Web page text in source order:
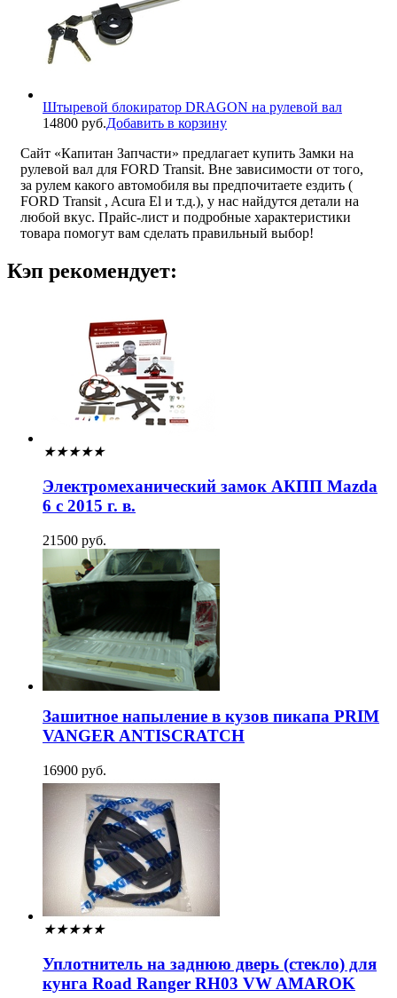
Штыревой блокиратор DRAGON на рулевой вал
14800 руб.Добавить в корзину
Сайт «Капитан Запчасти» предлагает купить Замки на
рулевой вал для FORD Transit. Вне зависимости от того,
за рулем какого автомобиля вы предпочитаете ездить (
FORD Transit , Acura El и т.д.), у нас найдутся детали на
любой вкус. Прайс-лист и подробные характеристики
товара помогут вам сделать правильный выбор!
Кэп рекомендует:
★★★★★
Электромеханический замок АКПП Mazda
6 с 2015 г. в.
21500 руб.
Зашитное напыление в кузов пикапа PRIM
VANGER ANTISCRATCH
16900 руб.
★★★★★
Уплотнитель на заднюю дверь (стекло) для
кунга Road Ranger RH03 VW AMAROK